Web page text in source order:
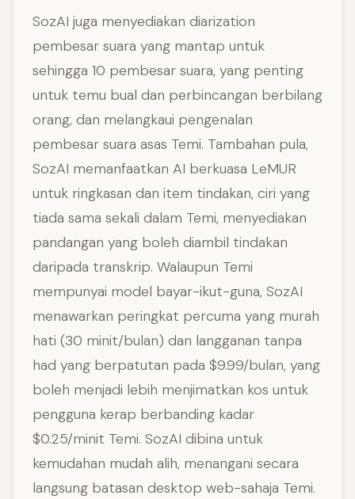
SozAI juga menyediakan diarization
pembesar suara yang mantap untuk
sehingga 10 pembesar suara, yang penting
untuk temu bual dan perbincangan berbilang
orang, dan melangkaui pengenalan
pembesar suara asas Temi. Tambahan pula,
SozAI memanfaatkan AI berkuasa LeMUR
untuk ringkasan dan item tindakan, ciri yang
tiada sama sekali dalam Temi, menyediakan
pandangan yang boleh diambil tindakan
daripada transkrip. Walaupun Temi
mempunyai model bayar-ikut-guna, SozAI
menawarkan peringkat percuma yang murah
hati (30 minit/bulan) dan langganan tanpa
had yang berpatutan pada $9.99/bulan, yang
boleh menjadi lebih menjimatkan kos untuk
pengguna kerap berbanding kadar
$0.25/minit Temi. SozAI dibina untuk
kemudahan mudah alih, menangani secara
langsung batasan desktop web-sahaja Temi.